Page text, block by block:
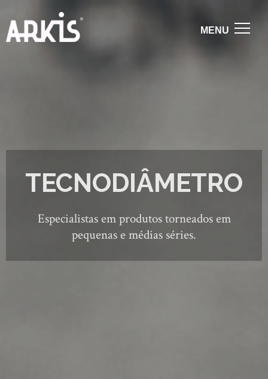
TECNODIÂMETRO
Especialistas em produtos torneados em
pequenas e médias séries.